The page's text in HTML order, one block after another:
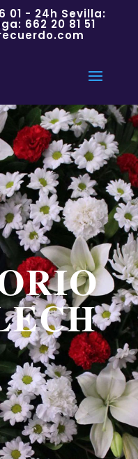
01 - 24h Sevilla:
662 20 81 51